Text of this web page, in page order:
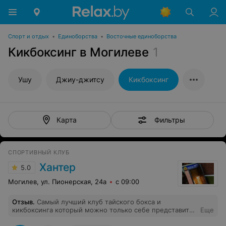
Спорт и отдых • Единоборства • Восточные единоборства
Кикбоксинг в Могилеве 1
Ушу Джиу-джитсу Кикбоксинг
Карта Фильтры
СПОРТИВНЫЙ КЛУБ
5.0 Хантер
Могилев, ул. Пионерская, 24а с 09:00
Отзыв. Самый лучший клуб тайского бокса и
кикбоксинга который можно только себе представить,
Еще